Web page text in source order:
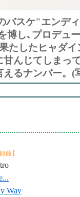
バスケ"エンデ
博し､プロデュ
たしたヒャダ
んじてしまっ
るナンバー。(
曲】
Way